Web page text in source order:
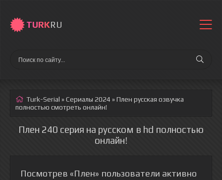
TURKRU
Turk-Serial »Сериалы 2024 » Плен русская озвучка
полностью смотреть онлайн!
Плен 240 серия на русском в hd полностью
онлайн!
Посмотрев «Плен» пользователи активно